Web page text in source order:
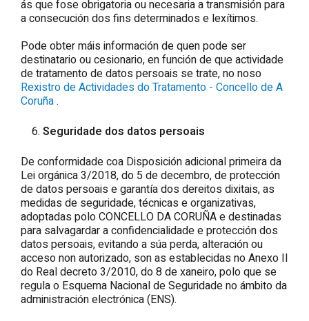
ás que fose obrigatoria ou necesaria a transmisión para
a consecución dos fins determinados e lexítimos.
Pode obter máis información de quen pode ser
destinatario ou cesionario, en función de que actividade
de tratamento de datos persoais se trate, no noso
Rexistro de Actividades do Tratamento - Concello de A
Coruña.
Seguridade dos datos persoais
De conformidade coa Disposición adicional primeira da
Lei orgánica 3/2018, do 5 de decembro, de protección
de datos persoais e garantía dos dereitos dixitais, as
medidas de seguridade, técnicas e organizativas,
adoptadas polo CONCELLO DA CORUÑA e destinadas
para salvagardar a confidencialidade e protección dos
datos persoais, evitando a súa perda, alteración ou
acceso non autorizado, son as establecidas no Anexo II
do Real decreto 3/2010, do 8 de xaneiro, polo que se
regula o Esquema Nacional de Seguridade no ámbito da
administración electrónica (ENS).